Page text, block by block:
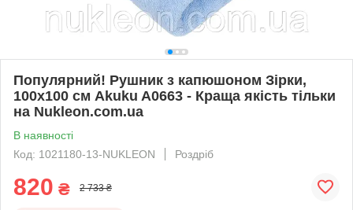
Популярний! Рушник з капюшоном Зірки,
100x100 см Akuku A0663 - Краща якість тільки
на Nukleon.com.ua
В наявності
Код: 1021180-13-NUKLEON
Роздріб
820 ₴ 2 733 ₴